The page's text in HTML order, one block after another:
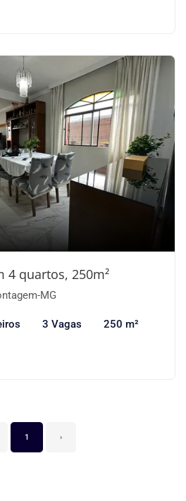
4 quartos, 250m²
MG
3 Vagas 250 m²
1 ›